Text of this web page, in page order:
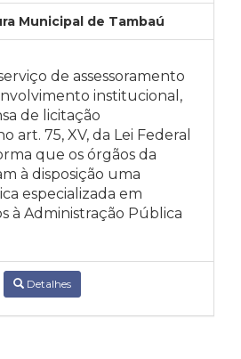
Municipal de Tambaú
de assessoramento
institucional,
de licitação
art. 75, XV, da Lei Federal
que os órgãos da
à disposição uma
especializada em
à Administração Pública
Detalhes